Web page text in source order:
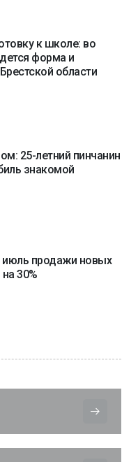
к школе: во
форма и
области
25-летний пинчанин
знакомой
июль продажи новых
30%